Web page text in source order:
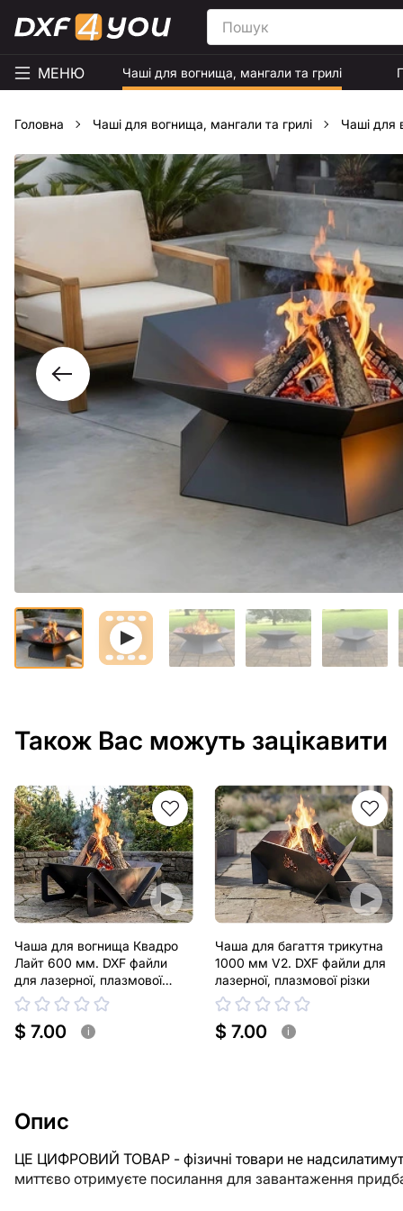
МЕНЮ Чаші для вогнища, мангали та грилі
Головна Чаші для вогнища, мангали та грилі Чаші для
Також Вас можуть зацікавити
Чаша для вогнища Квадро
Лайт 600 мм. DXF файли
для лазерної, плазмової
різки
$ 7.00 i
Чаша для багаття трикутна
1000 мм V2. DXF файли для
лазерної, плазмової різки
$ 7.00 i
Опис
ЦЕ ЦИФРОВИЙ ТОВАР - фізичні товари не
миттєво отримуєте посилання для завантаження